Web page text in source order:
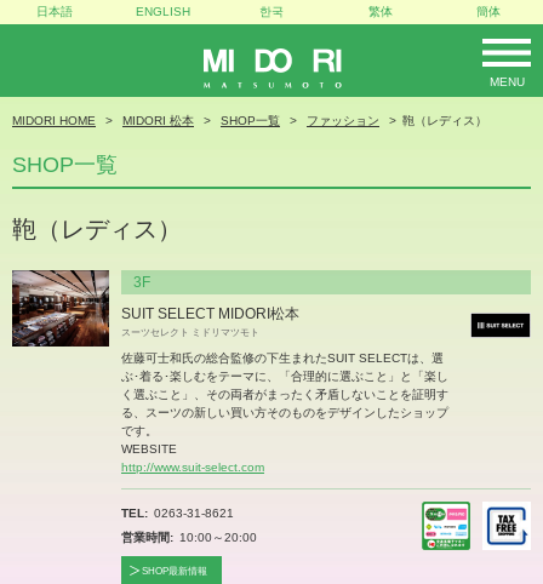
MIDORI
MENU
日本語 ENGLISH 한국 繁体 簡体
MIDORI HOME MIDORI 松本 SHOP一覧 ファッション 鞄（レディス）
SHOP一覧
鞄（レディス）
3F
SUIT SELECT MIDORI松本
スーツセレクト ミドリマツモト
佐藤可士和氏の総合監修の下生まれたSUIT SELECTは、選
ぶ･着る･楽しむをテーマに、「合理的に選ぶこと」と「楽し
く選ぶこと」、その両者がまったく矛盾しないことを証明す
る、スーツの新しい買い方そのものをデザインしたショップ
です。
WEBSITE
http://www.suit-select.com
TEL
0263-31-8621
営業時間
10:00～20:00
SHOP最新情報